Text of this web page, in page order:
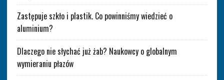
Zastępuje szkło i plastik. Co powinniśmy wiedzieć o
aluminium?
Dlaczego nie słychać już żab? Naukowcy o globalnym
wymieraniu płazów